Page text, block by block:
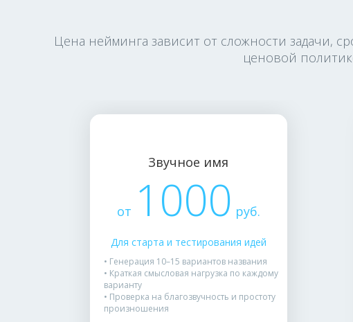
Цена нейминга зависит от сложности задачи,
ценовой
Звучное имя
от 1000 руб.
Для старта и тестирования идей
• Генерация 10–15 вариантов названия
• Краткая смысловая нагрузка по каждому
варианту
• Проверка на благозвучность и простоту
произношения